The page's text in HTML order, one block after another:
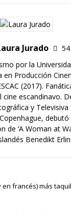
Jurado
por la
en Producción
(2017).
escandinavo.
y Televisiva
de ‘A Woman at
Benedikt
francés) más